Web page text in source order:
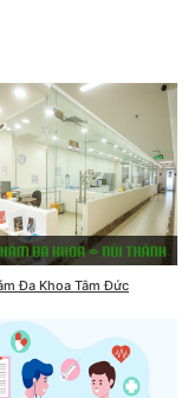
Đa Khoa Tâm Đức